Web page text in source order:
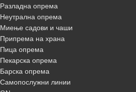
Разладна опрема
Неутрална опрема
Миење садови и чаши
Припрема на храна
Пица опрема
Пекарска опрема
Барска опрема
Самопослужни линии